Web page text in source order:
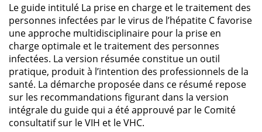
Le guide intitulé La prise en charge et le traitement des
personnes infectées par le virus de l’hépatite C favorise
une approche multidisciplinaire pour la prise en
charge optimale et le traitement des personnes
infectées. La version résumée constitue un outil
pratique, produit à l’intention des professionnels de la
santé. La démarche proposée dans ce résumé repose
sur les recommandations figurant dans la version
intégrale du guide qui a été approuvé par le Comité
consultatif sur le VIH et le VHC.